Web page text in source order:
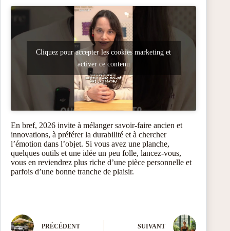
Cliquez pour accepter les cookies marketing et
activer ce contenu
En bref, 2026 invite à mélanger savoir-faire ancien et
innovations, à préférer la durabilité et à chercher
l’émotion dans l’objet. Si vous avez une planche,
quelques outils et une idée un peu folle, lancez-vous,
vous en reviendrez plus riche d’une pièce personnelle et
parfois d’une bonne tranche de plaisir.
PRÉCÉDENT SUIVANT